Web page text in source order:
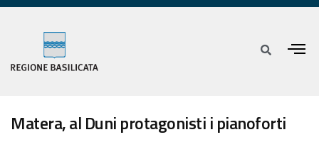
Matera, al Duni protagonisti i pianoforti